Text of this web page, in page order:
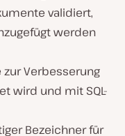
validiert,
werden
zur Verbesserung
wird und mit SQL-
Bezeichner für